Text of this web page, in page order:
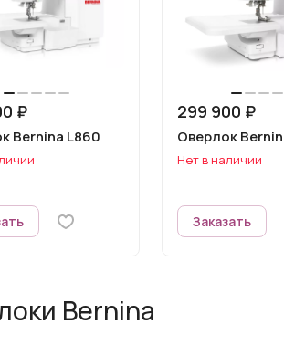
₽
Bernina L860
299 900 ₽
Оверлок
Нет в наличии
Заказать
Bernina